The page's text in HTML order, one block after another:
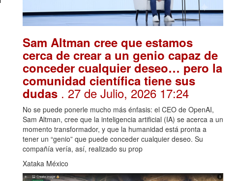
Sam Altman cree que estamos
cerca de crear a un genio capaz de
conceder cualquier deseo… pero la
comunidad científica tiene sus
dudas . 27 de Julio, 2026 17:24
No se puede ponerle mucho más énfasis: el CEO de OpenAI,
Sam Altman, cree que la inteligencia artificial (IA) se acerca a un
momento transformador, y que la humanidad está pronta a
tener un “genio” que puede conceder cualquier deseo. Su
compañía vería, así, realizado su prop
Xataka México